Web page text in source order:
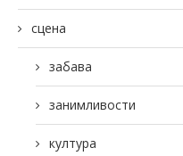
сцена
забава
занимливости
култура